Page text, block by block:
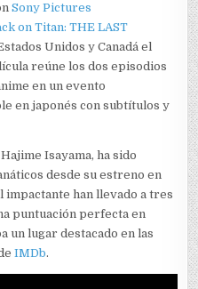
Sony Pictures
on Titan: THE LAST
Unidos y Canadá el
reúne los dos episodios
en un evento
en japonés con subtítulos y
Isayama, ha sido
desde su estreno en
impactante han llevado a tres
puntuación perfecta en
un lugar destacado en las
IMDb.